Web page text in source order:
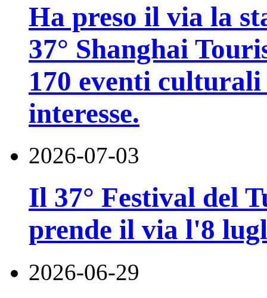
Ha preso il via la
37° Shanghai
170 eventi
interesse.
2026-07-03
Il 37° Festival del
prende il via l'8
2026-06-29